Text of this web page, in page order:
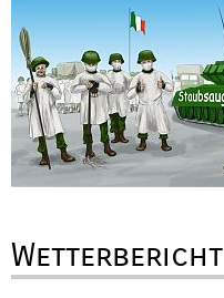
Wetterbericht